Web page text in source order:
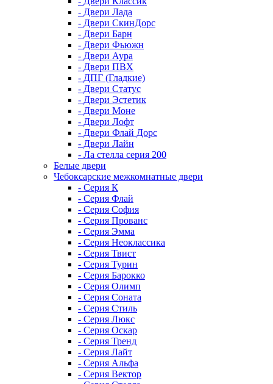
- Двери Лада
- Двери СкинДорс
- Двери Барн
- Двери Фьюжн
- Двери Аура
- Двери ПВХ
- ДПГ (Гладкие)
- Двери Статус
- Двери Эстетик
- Двери Моне
- Двери Лофт
- Двери Флай Дорс
- Двери Лайн
- Ла стелла серия 200
Белые двери
Чебоксарские межкомнатные двери
- Серия К
- Серия Флай
- Серия София
- Серия Прованс
- Серия Эмма
- Серия Неоклассика
- Серия Твист
- Серия Турин
- Серия Барокко
- Серия Олимп
- Серия Соната
- Серия Стиль
- Серия Люкс
- Серия Оскар
- Серия Тренд
- Серия Лайт
- Серия Альфа
- Серия Вектор